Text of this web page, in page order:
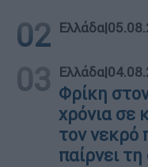
02 Ελλάδα|
03 Ελλάδα|
Φρίκη
χρόνια σε
τον νεκρό
παίρνει